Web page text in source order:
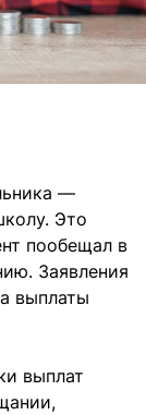
—
Это
пообещал в
Заявления
выплаты
выплат